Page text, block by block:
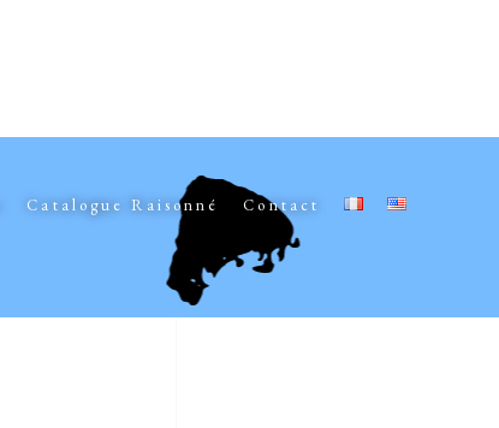
Catalogue Raisonné Contact